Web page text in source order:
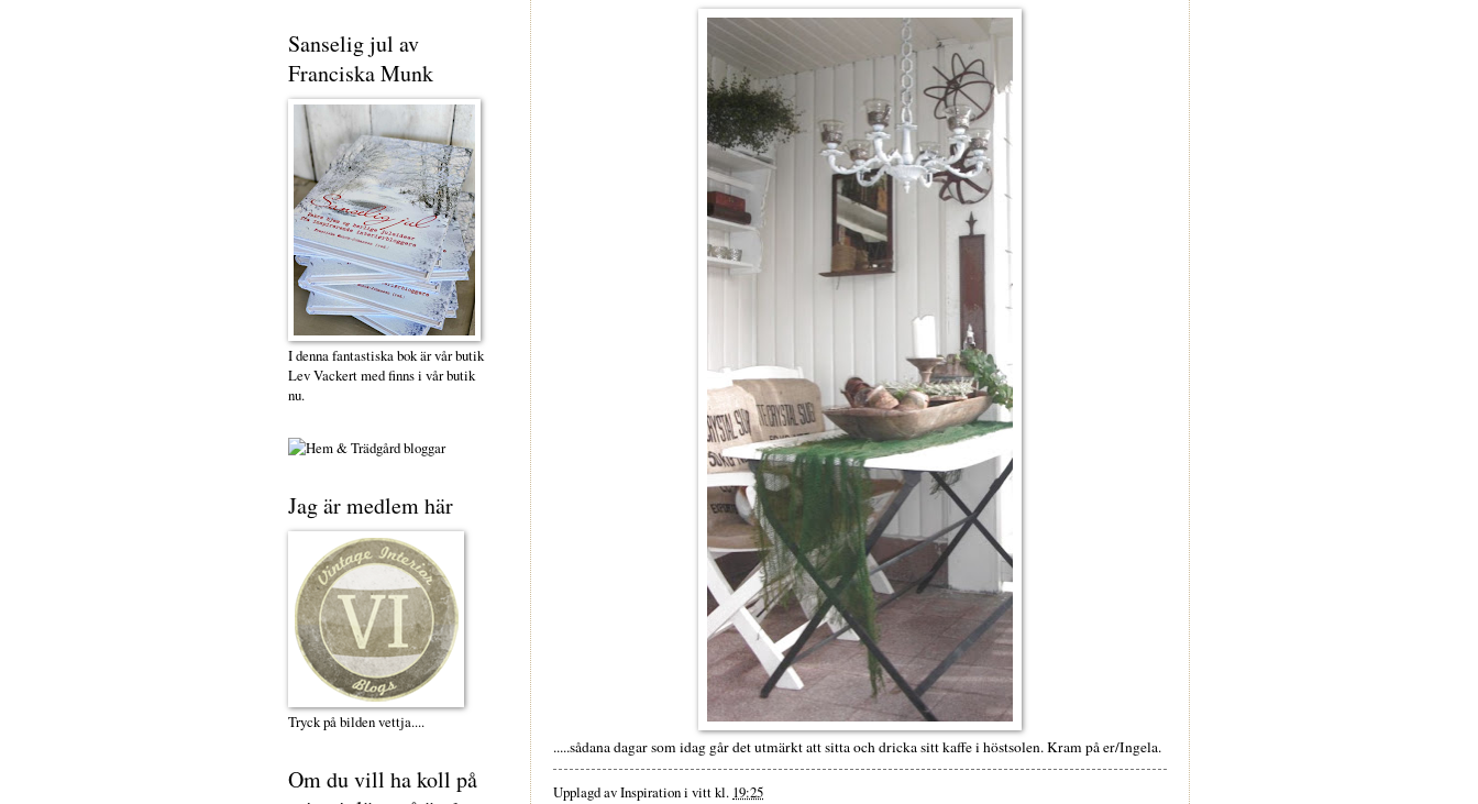
.....sådana dagar som idag går det utmärkt att sitta och dricka sitt kaffe i höstsolen. Kram på er/Ingela.
Upplagd avInspiration i vittkl. 19:25
Sanselig jul av
Franciska Munk
I denna fantastiska bok är vår butik
Lev Vackert med finns i vår butik
nu.
Jag är medlem här
Tryck på bilden vettja....
Om du vill ha koll på